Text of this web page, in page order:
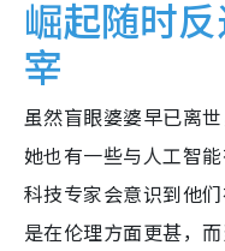
崛起随时
宰
虽然盲眼婆婆早已离
她也有一些与人工智
科技专家会意识到他
是在伦理方面更甚，